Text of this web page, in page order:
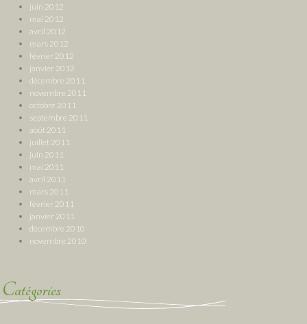
juin 2012
mai 2012
avril 2012
mars 2012
février 2012
janvier 2012
décembre 2011
novembre 2011
octobre 2011
septembre 2011
août 2011
juillet 2011
juin 2011
mai 2011
avril 2011
mars 2011
février 2011
janvier 2011
décembre 2010
novembre 2010
Catégories